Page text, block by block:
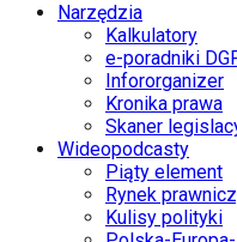
Narzędzia
Kalkulatory
e-poradniki
Infororganizer
Kronika prawa
Skaner
Wideopodcasty
Piąty element
Rynek
Kulisy polityki